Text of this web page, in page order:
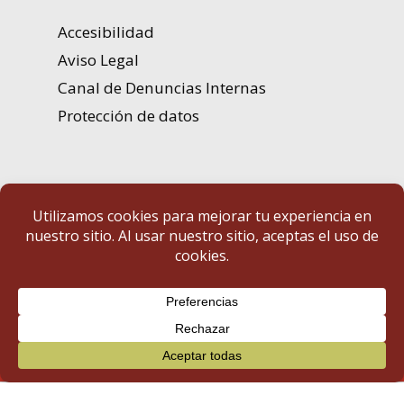
Accesibilidad
Aviso Legal
Canal de Denuncias Internas
Protección de datos
Portal de Transparencia | Diputación de Badajoz